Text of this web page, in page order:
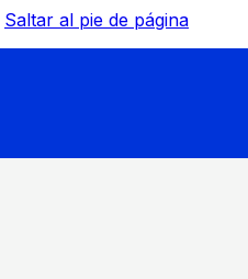
Saltar al pie de página